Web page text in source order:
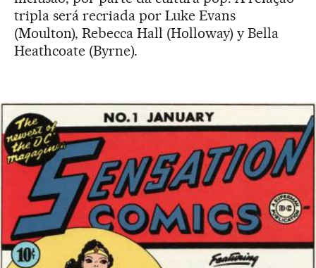
tripla será recriada por Luke Evans
(Moulton), Rebecca Hall (Holloway) y Bella
Heathcoate (Byrne).